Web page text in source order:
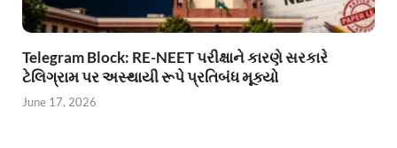
Telegram Block: RE-NEET પરીક્ષાને કારણે સરકારે
ટેલિગ્રામ પર અસ્થાયી રૂપે પ્રતિબંધ મૂક્યો
June 17, 2026